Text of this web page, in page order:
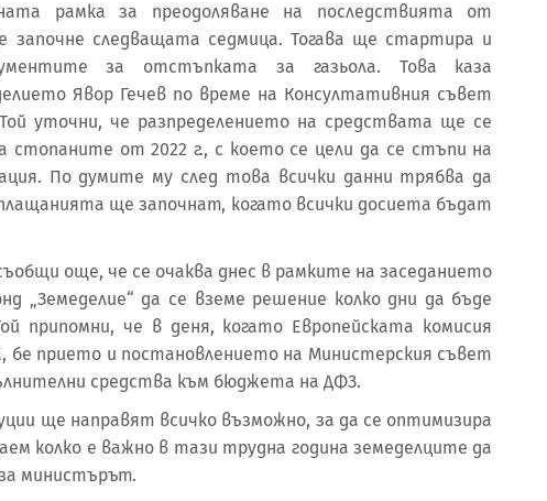
рамка за преодоляване на последствията от
започне следващата седмица. Тогава ще стартира и
за отстъпката за газьола. Това каза
Явор Гечев по време на Консултативния съвет
уточни, че разпределението на средствата ще се
стопаните от 2022 г., с което се цели да се стъпи на
По думите му след това всички данни трябва да
ще започнат, когато всички досиета бъдат
още, че се очаква днес в рамките на заседанието
„Земеделие“ да се вземе решение колко дни да бъде
припомни, че в деня, когато Европейската комисия
прието и постановлението на Министерския съвет
средства към бюджета на ДФЗ.
ще направят всичко възможно, за да се оптимизира
колко е важно в тази трудна година земеделците да
министърът.